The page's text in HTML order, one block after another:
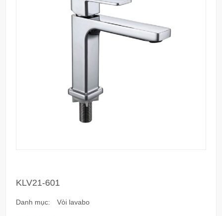
KLV21-601
Danh mục: Vòi lavabo